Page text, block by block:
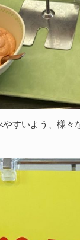
すいよう、様